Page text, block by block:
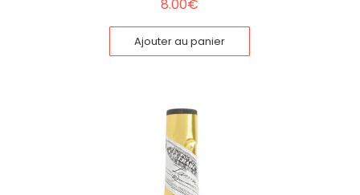
8.00€
Ajouter au panier